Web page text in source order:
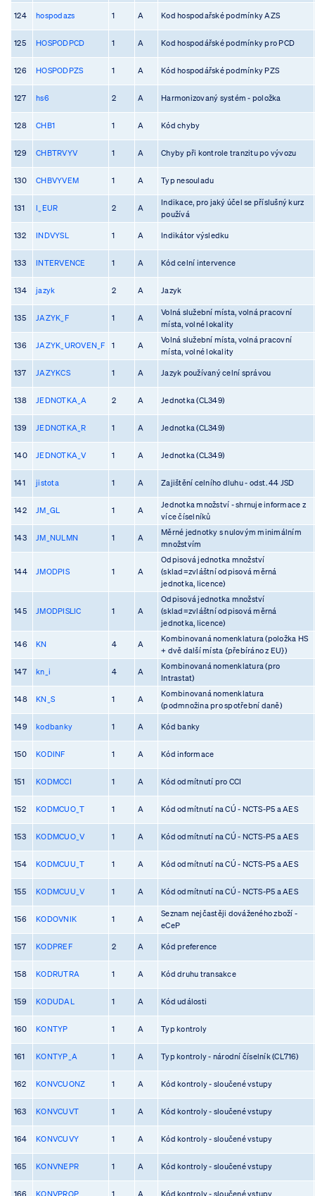
124 hospodazs 1 A Kod hospodařské podmínky AZS
125 HOSPODPCD 1 A Kod hospodářské podmínky pro PCD
126 HOSPODPZS 1 A Kód hospodářské podmínky PZS
127 hs6 2 A Harmonizovaný systém - položka
128 CHB1 1 A Kód chyby
129 CHBTRVYV 1 A Chyby při kontrole tranzitu po vývozu
130 CHBVYVEM 1 A Typ nesouladu
131 I_EUR 2 A
Indikace, pro jaký účel se příslušný kurz
používá
132 INDVYSL 1 A Indikátor výsledku
133 INTERVENCE 1 A Kód celní intervence
134 jazyk 2 A Jazyk
135 JAZYK_F 1 A
Volná služební místa, volná pracovní
místa, volné lokality
136 JAZYK_UROVEN_F 1 A
Volná služební místa, volná pracovní
místa, volné lokality
137 JAZYKCS 1 A Jazyk používaný celní správou
138 JEDNOTKA_A 2 A Jednotka (CL349)
139 JEDNOTKA_R 1 A Jednotka (CL349)
140 JEDNOTKA_V 1 A Jednotka (CL349)
141 jistota 1 A Zajištění celního dluhu - odst. 44 JSD
142 JM_GL 1 A
Jednotka množství - shrnuje informace z
více číselníků
143 JM_NULMN 1 A
Měrné jednotky s nulovým minimálním
množstvím
144 JMODPIS 1 A
Odpisová jednotka množství
(sklad=zvláštní odpisová měrná
jednotka, licence)
145 JMODPISLIC 1 A
Odpisová jednotka množství
(sklad=zvláštní odpisová měrná
jednotka, licence)
146 KN 4 A
Kombinovaná nomenklatura (položka HS
+ dvě další místa {přebíráno z EU})
147 kn_i 4 A
Kombinovaná nomenklatura (pro
Intrastat)
148 KN_S 1 A
Kombinovaná nomenklatura
(podmnožina pro spotřební daně)
149 kodbanky 1 A Kód banky
150 KODINF 1 A Kód informace
151 KODMCCI 1 A Kód odmítnutí pro CCI
152 KODMCUO_T 1 A Kód odmítnutí na CÚ - NCTS-P5 a AES
153 KODMCUO_V 1 A Kód odmítnutí na CÚ - NCTS-P5 a AES
154 KODMCUU_T 1 A Kód odmítnutí na CÚ - NCTS-P5 a AES
155 KODMCUU_V 1 A Kód odmítnutí na CÚ - NCTS-P5 a AES
156 KODOVNIK 1 A
Seznam nejčastěji dováženého zboží -
eCeP
157 KODPREF 2 A Kód preference
158 KODRUTRA 1 A Kód druhu transakce
159 KODUDAL 1 A Kód události
160 KONTYP 1 A Typ kontroly
161 KONTYP_A 1 A Typ kontroly - národní číselník (CL716)
162 KONVCUONZ 1 A Kód kontroly - sloučené vstupy
163 KONVCUVT 1 A Kód kontroly - sloučené vstupy
164 KONVCUVY 1 A Kód kontroly - sloučené vstupy
165 KONVNEPR 1 A Kód kontroly - sloučené vstupy
166 KONVPROP 1 A Kód kontroly - sloučené vstupy